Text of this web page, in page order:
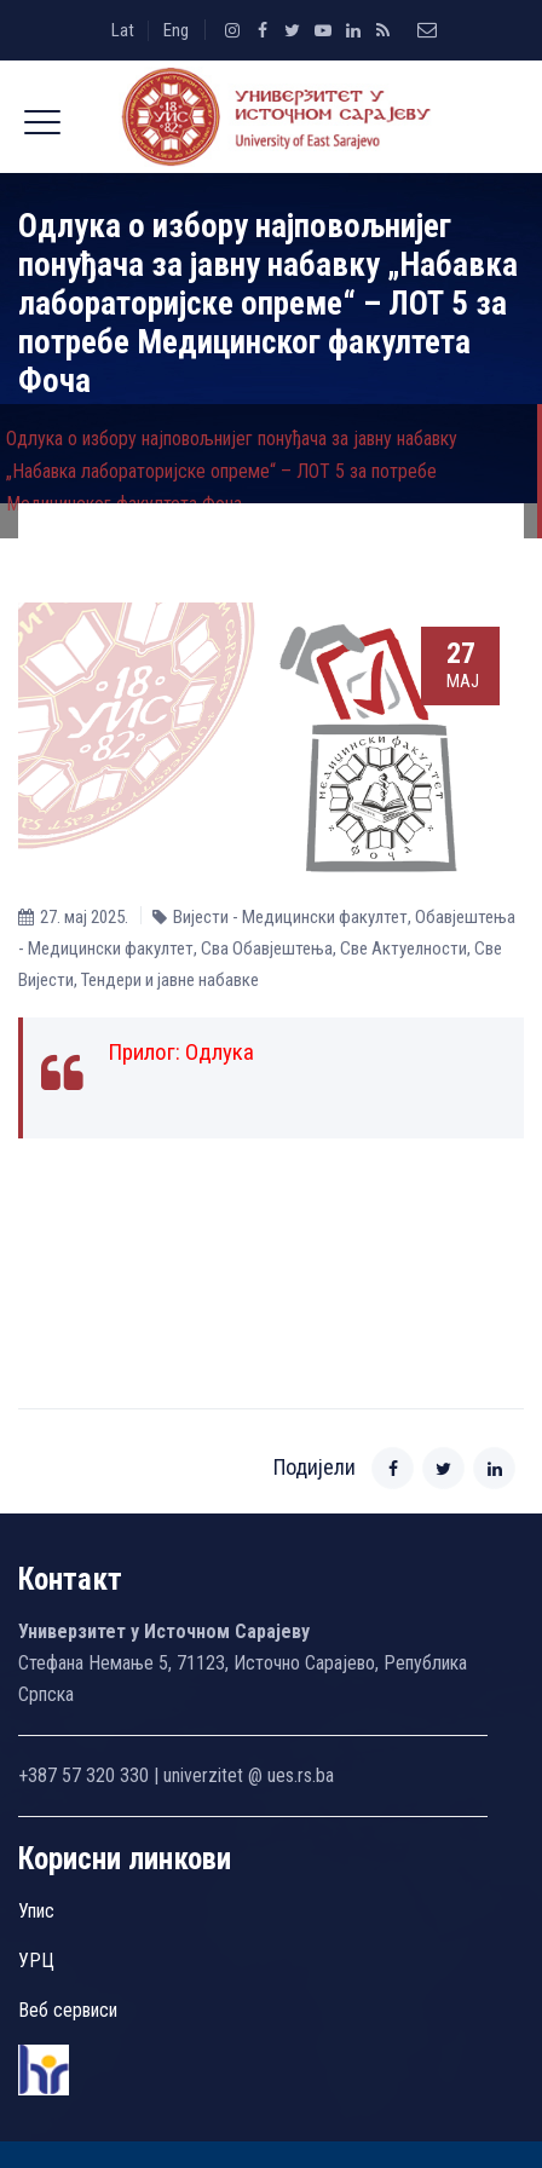
Lat Eng
Одлука о избору најповољнијег
понуђача за јавну набавку „Набавка
лабораторијске опреме“ – ЛОТ 5 за
потребе Медицинског факултета
Фоча
Одлука о избору најповољнијег понуђача за јавну набавку
„Набавка лабораторијске опреме“ – ЛОТ 5 за потребе
Медицинског факултета Фоча
27
МАЈ
27. мај 2025. Вијести - Медицински факултет, Обавјештења
- Медицински факултет, Сва Обавјештења, Све Aктуелности, Све
Вијести, Тендери и јавне набавке
Прилог: Одлука
Подијели
Контакт
Универзитет у Источном Сарајеву
Стефана Немање 5, 71123, Источно Сарајево, Република
Српска
+387 57 320 330 | univerzitet @ ues.rs.ba
Корисни линкови
Упис
УРЦ
Веб сервиси